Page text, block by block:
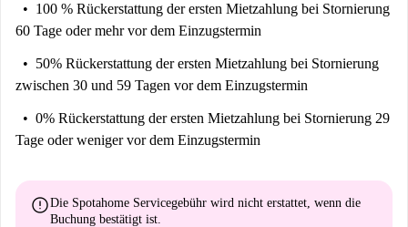
100 % Rückerstattung der ersten Mietzahlung bei Stornierung
60 Tage oder mehr vor dem Einzugstermin
50% Rückerstattung der ersten Mietzahlung bei Stornierung
zwischen 30 und 59 Tagen vor dem Einzugstermin
0% Rückerstattung der ersten Mietzahlung bei Stornierung 29
Tage oder weniger vor dem Einzugstermin
errorDie Spotahome Servicegebühr wird nicht erstattet , wenn die
Buchung bestätigt ist.